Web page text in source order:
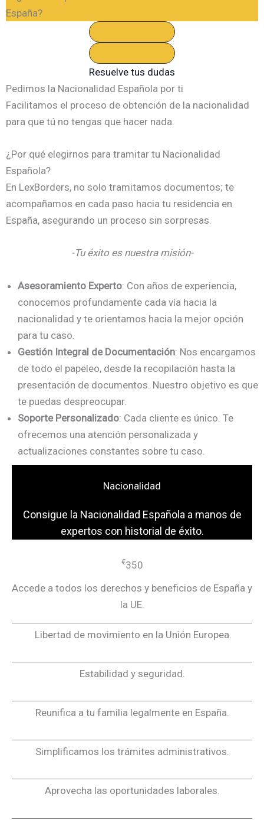
España?
Resuelve tus dudas
Pedimos la Nacionalidad Española por ti
Facilitamos el proceso de obtención de la nacionalidad
para que tú no tengas que hacer nada.
¿Por qué elegirnos para tramitar tu Nacionalidad
Española?
En LexBorders, no solo tramitamos documentos; te
acompañamos en cada paso hacia tu residencia en
España, asegurando un proceso sin sorpresas.
-Tu éxito es nuestra misión-
Asesoramiento Experto: Con años de experiencia,
conocemos profundamente cada vía hacia la
nacionalidad y te orientamos hacia la mejor opción
para tu caso.
Gestión Integral de Documentación: Nos encargamos
de todo el papeleo, desde la recopilación hasta la
presentación de documentos. Nuestro objetivo es que
te puedas despreocupar.
Soporte Personalizado: Cada cliente es único. Te
ofrecemos una atención personalizada y
actualizaciones constantes sobre tu caso.
Nacionalidad
Consigue la Nacionalidad Española a manos de
expertos con historial de éxito.
€350
Accede a todos los derechos y beneficios de España y
la UE.
Libertad de movimiento en la Unión Europea.
Estabilidad y seguridad.
Reunifica a tu familia legalmente en España.
Simplificamos los trámites administrativos.
Aprovecha las oportunidades laborales.